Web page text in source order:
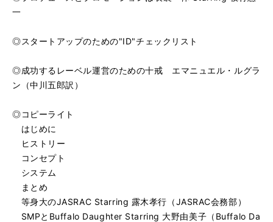
一
◎スタートアップのための"ID"チェックリスト
◎成功するレーベル運営のための十戒 エマニュエル・ルグラ
ン（中川五郎訳）
◎コピーライト
はじめに
ヒストリー
コンセプト
システム
まとめ
等身大のJASRAC Starring 露木孝行（JASRAC会務部）
SMPとBuffalo Daughter Starring 大野由美子（Buffalo Da